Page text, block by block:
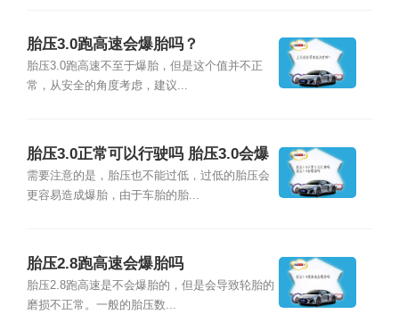
胎压3.0跑高速会爆胎吗？
胎压3.0跑高速不至于爆胎，但是这个值并不正
常，从安全的角度考虑，建议...
胎压3.0正常可以行驶吗 胎压3.0会爆
胎吗
需要注意的是，胎压也不能过低，过低的胎压会
更容易造成爆胎，由于车胎的胎...
胎压2.8跑高速会爆胎吗
胎压2.8跑高速是不会爆胎的，但是会导致轮胎的
磨损不正常。一般的胎压数...